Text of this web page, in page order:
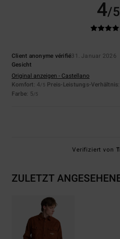
4/5
Client anonyme vérifié31. Januar 2026
Gesicht
Original anzeigen - Castellano
Komfort: 4/5 Preis-Leistungs-Verhältnis
Farbe: 5/5
Verifiziert von
ZULETZT